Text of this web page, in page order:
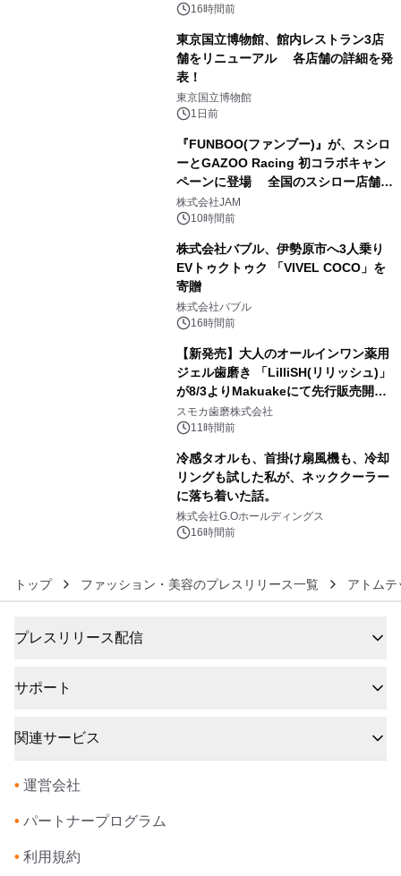
16時間前
東京国立博物館、館内レストラン3店
舗をリニューアル 各店舗の詳細を発
表！
東京国立博物館
1日前
『FUNBOO(ファンブー)』が、スシロ
ーとGAZOO Racing 初コラボキャン
ペーンに登場 全国のスシロー店舗で
GR 4車種の FUNBOO(ミニカー)付き
メニューが展開されます
株式会社JAM
10時間前
株式会社バブル、伊勢原市へ3人乗り
EVトゥクトゥク 「VIVEL COCO」を
寄贈
株式会社バブル
16時間前
【新発売】大人のオールインワン薬用
ジェル歯磨き 「LilliSH(リリッシュ)」
が8/3よりMakuakeにて先行販売開
始！
スモカ歯磨株式会社
11時間前
冷感タオルも、首掛け扇風機も、冷却
リングも試した私が、ネッククーラー
に落ち着いた話。
株式会社G.Oホールディングス
16時間前
トップ ファッション・美容のプレスリリース一覧 アトム
プレスリリース配信
サポート
関連サービス
• 運営会社
• パートナープログラム
• 利用規約